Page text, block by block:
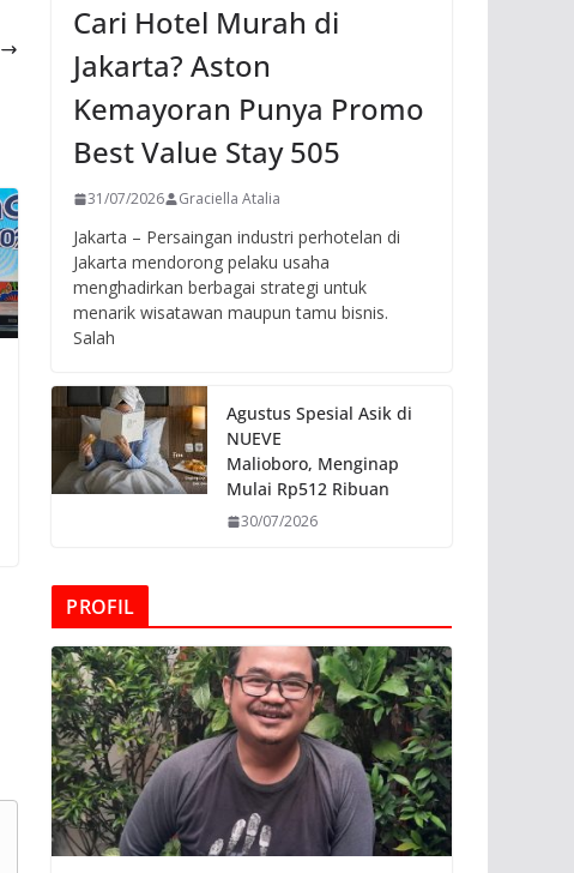
Cari Hotel Murah di
Jakarta? Aston
Kemayoran Punya Promo
Best Value Stay 505
31/07/2026 Graciella Atalia
Jakarta – Persaingan industri perhotelan di
Jakarta mendorong pelaku usaha
menghadirkan berbagai strategi untuk
menarik wisatawan maupun tamu bisnis.
Salah
Agustus Spesial Asik di
NUEVE
Malioboro, Menginap
Mulai Rp512 Ribuan
30/07/2026
PROFIL